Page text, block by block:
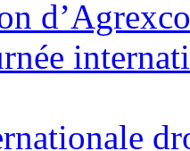
d’Agrexco